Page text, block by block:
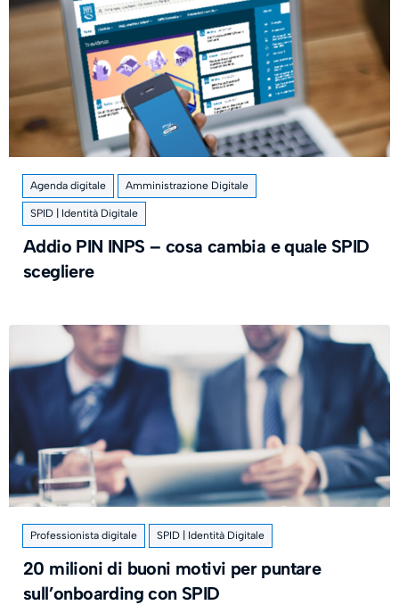
Agenda digitale Amministrazione Digitale
SPID | Identità Digitale
Addio PIN INPS – cosa cambia e quale SPID
scegliere
Professionista digitale SPID | Identità Digitale
20 milioni di buoni motivi per puntare
sull’onboarding con SPID